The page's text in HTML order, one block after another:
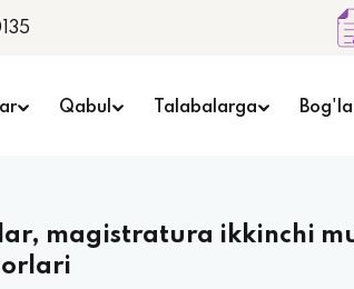
Qabul Talabalarga
magistratura ikkinchi